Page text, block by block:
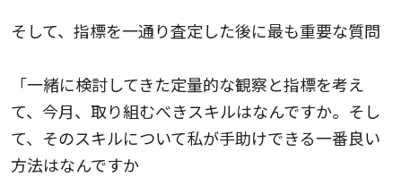
そして、指標を一通り査定した後に最も重要な質問
「一緒に検討してきた定量的な観察と指標を考え
て、今月、取り組むべきスキルはなんですか。そし
て、そのスキルについて私が手助けできる一番良い
方法はなんですか